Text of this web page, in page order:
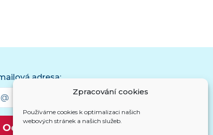
Zpracování cookies
Používáme cookies k optimalizaci našich
webových stránek a našich služeb.
adresa:
Odebírat novinky